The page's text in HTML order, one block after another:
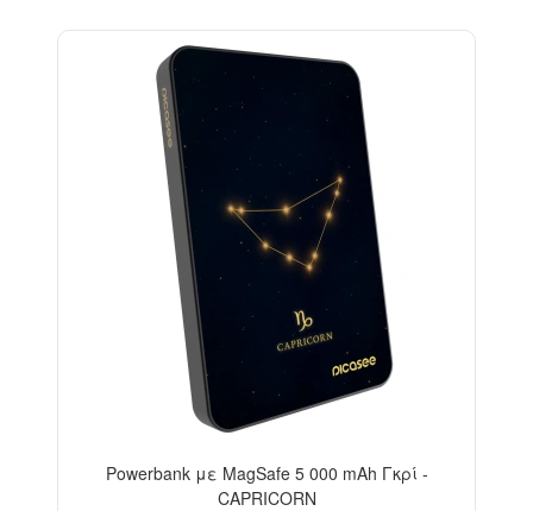
Powerbank με MagSafe 5 000 mAh Γκρί -
CAPRICORN